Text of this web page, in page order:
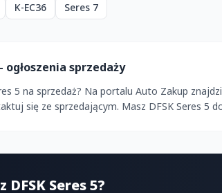
K-EC36 Seres 7
ogłoszenia sprzedaży
5 na sprzedaż? Na portalu Auto Zakup
się ze sprzedającym. Masz DFSK Seres 5
DFSK Seres 5?